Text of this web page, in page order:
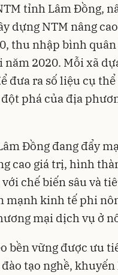
tỉnh Lâm Đồng,
dựng NTM nâng
thu nhập bình
năm 2020. Mỗi xã
đưa ra số liệu cụ
phá của địa
Đồng đang đẩy
cao giá trị, hình
chế biến sâu và
mạnh kinh tế phi
mại dịch vụ ở
bền vững được ưu
tạo nghề,